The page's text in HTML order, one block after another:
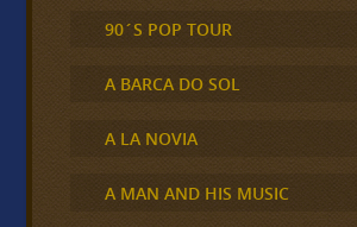
90´S POP TOUR
A BARCA DO SOL
A LA NOVIA
A MAN AND HIS MUSIC